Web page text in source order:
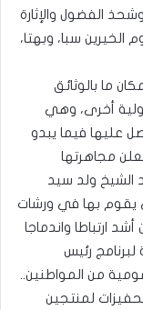
الفضول والإثارة
الخيرين سبا، وبهتا،
ما بالوثائق
أولية أخرى، وهي
عليها فيما يبدو
مجاهرتها
الشيخ ولد سيد
يقوم بها في ورشات
ارتباطا واندماجا
لبرنامج رئيس
من المواطنين..
لمنتجين